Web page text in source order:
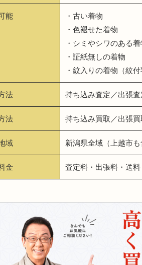
能
・古い着物
・色褪せた着物
・シミやシワのある着
・証紙無しの着物
・紋入りの着物（紋付
法 持ち込み査定／出張
法 持ち込み買取／出張
域 新潟県全域（上越市も
金 査定料・出張料・送